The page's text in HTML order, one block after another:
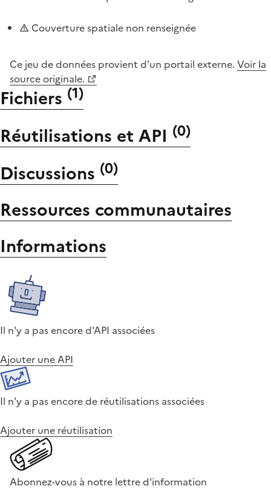
Couverture spatiale non renseignée
Ce jeu de données provient d'un portail externe. Voir la
source originale.
Fichiers (1)
Réutilisations et API (0)
Discussions (0)
Ressources communautaires
Informations
Il n'y a pas encore d'API associées
Ajouter une API
Il n'y a pas encore de réutilisations associées
Ajouter une réutilisation
Abonnez-vous à notre lettre d'information